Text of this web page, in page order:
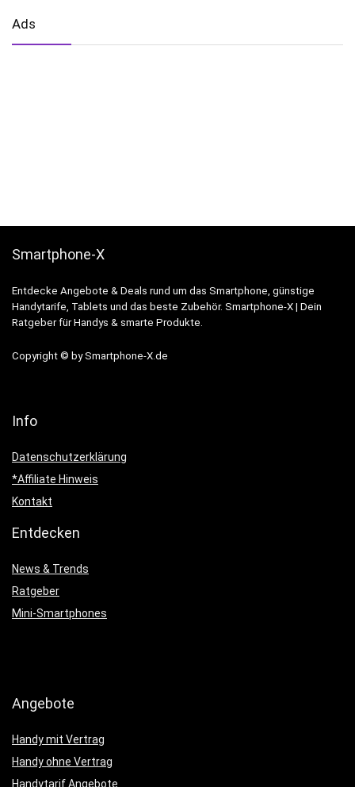
Ads
Smartphone-X
Entdecke Angebote & Deals rund um das Smartphone, günstige
Handytarife, Tablets und das beste Zubehör. Smartphone-X | Dein
Ratgeber für Handys & smarte Produkte.
Copyright © by Smartphone-X.de
Info
Datenschutzerklärung
*Affiliate Hinweis
Kontakt
Entdecken
News & Trends
Ratgeber
Mini-Smartphones
Angebote
Handy mit Vertrag
Handy ohne Vertrag
Handytarif Angebote